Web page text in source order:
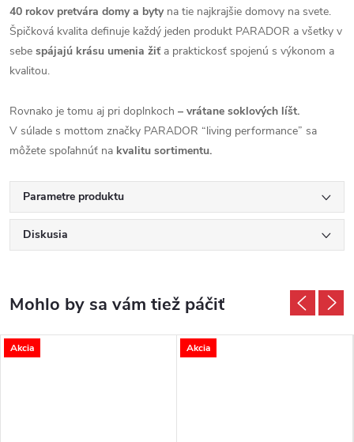
40 rokov pretvára domy a byty na tie najkrajšie domovy na svete.
Špičková kvalita definuje každý jeden produkt PARADOR a všetky v
sebe spájajú krásu umenia žiť a praktickosť spojenú s výkonom a
kvalitou.
Rovnako je tomu aj pri doplnkoch – vrátane soklových líšt.
V súlade s mottom značky PARADOR “living performance” sa
môžete spoľahnúť na kvalitu sortimentu.
Parametre produktu
Diskusia
Akcia Akcia